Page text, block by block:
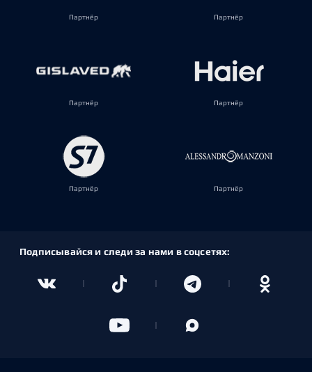
Партнёр Партнёр
Партнёр Партнёр
Партнёр Партнёр
Подписывайся и следи за нами в соцсетях: